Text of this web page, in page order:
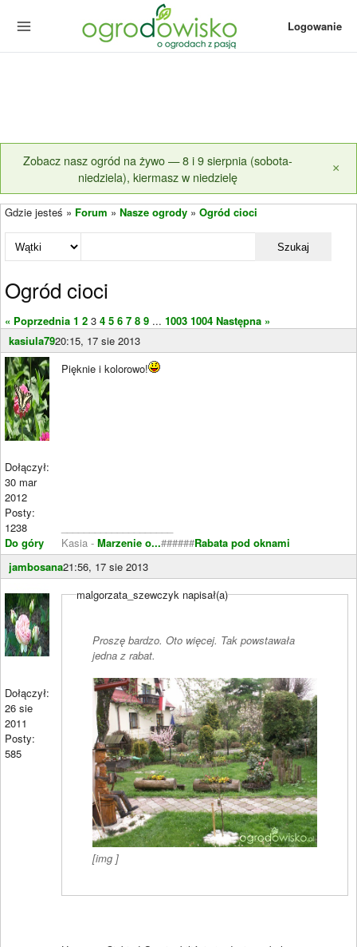
Logowanie
Zobacz nasz ogród na żywo — 8 i 9 sierpnia (sobota-
niedziela), kiermasz w niedzielę
×
Gdzie jesteś » Forum » Nasze ogrody » Ogród cioci
Szukaj
Ogród cioci
« Poprzednia 1 2 3 4 5 6 7 8 9 ... 1003 1004 Następna »
kasiula7920:15, 17 sie 2013
Dołączył:
30 mar
2012
Posty:
1238
Do góry
Pięknie i kolorowo!
Kasia - Marzenie o...######Rabata pod oknami
jambosana21:56, 17 sie 2013
Dołączył:
26 sie
2011
Posty:
585
malgorzata_szewczyk napisał(a)
Proszę bardzo. Oto więcej. Tak powstawała
jedna z rabat.
[img ]